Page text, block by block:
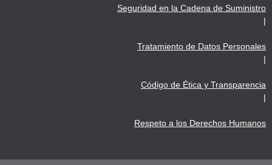
Seguridad en la Cadena de Suministro
|
Tratamiento de Datos Personales
|
Código de Ética y Transparencia
|
Respeto a los Derechos Humanos